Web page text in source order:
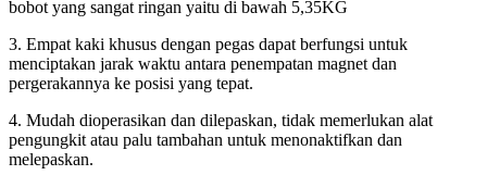
bobot yang sangat ringan yaitu di bawah 5,35KG
3. Empat kaki khusus dengan pegas dapat berfungsi untuk
menciptakan jarak waktu antara penempatan magnet dan
pergerakannya ke posisi yang tepat.
4. Mudah dioperasikan dan dilepaskan, tidak memerlukan alat
pengungkit atau palu tambahan untuk menonaktifkan dan
melepaskan.